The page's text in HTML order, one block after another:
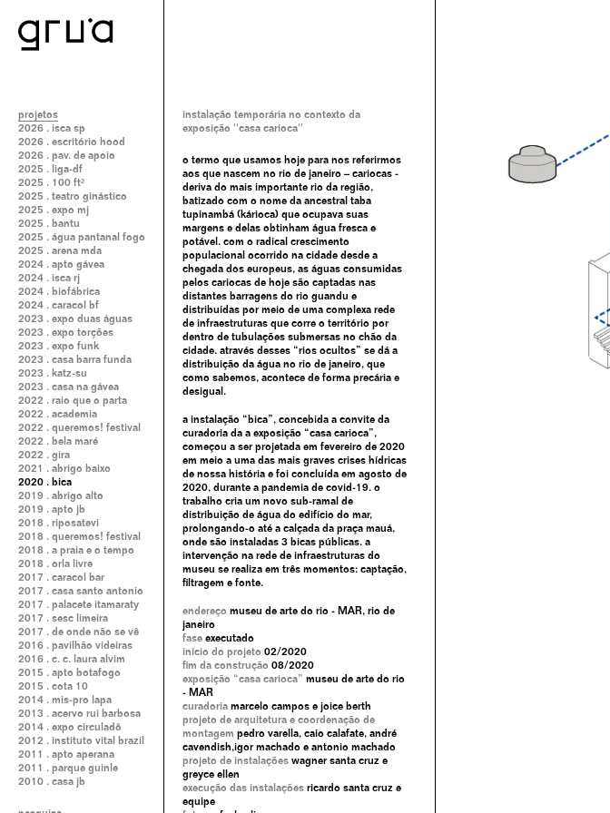
projetos
2026 . isca sp
2026 . escritório hood
2026 . pav. de apoio
2025 . liga-df
2025 . 100 ft²
2025 . teatro ginástico
2025 . expo mj
2025 . bantu
2025 . água pantanal fogo
2025 . arena mda
2024 . apto gávea
2024 . isca rj
2024 . biofábrica
2024 . caracol bf
2023 . expo duas águas
2023 . expo torções
2023 . expo funk
2023 . casa barra funda
2023 . katz-su
2023 . casa na gávea
2022 . raio que o parta
2022 . academia
2022 . queremos! festival
2022 . bela maré
2022 . gira
2021 . abrigo baixo
2020 . bica
2019 . abrigo alto
2019 . apto jb
2018 . riposatevi
2018 . queremos! festival
2018 . a praia e o tempo
2018 . orla livre
2017 . caracol bar
2017 . casa santo antonio
2017 . palacete itamaraty
2017 . sesc limeira
2017 . de onde não se vê
2016 . pavilhão videiras
2016 . c. c. laura alvim
2015 . apto botafogo
2015 . cota 10
2014 . mis-pro lapa
2013 . acervo rui barbosa
2014 . expo circuladô
2012 . instituto vital brazil
2011 . apto aperana
2011 . parque guinle
2010 . casa jb
instalação temporária no contexto da
exposição ''casa carioca''
o termo que usamos hoje para nos referirmos
aos que nascem no rio de janeiro – cariocas -
deriva do mais importante rio da região,
batizado com o nome da ancestral taba
tupinambá (kárioca) que ocupava suas
margens e delas obtinham água fresca e
potável. com o radical crescimento
populacional ocorrido na cidade desde a
chegada dos europeus, as águas consumidas
pelos cariocas de hoje são captadas nas
distantes barragens do rio guandu e
distribuídas por meio de uma complexa rede
de infraestruturas que corre o território por
dentro de tubulações submersas no chão da
cidade. através desses “rios ocultos” se dá a
distribuição da água no rio de janeiro, que
como sabemos, acontece de forma precária e
desigual.
a instalação “bica”, concebida a convite da
curadoria da a exposição “casa carioca”,
começou a ser projetada em fevereiro de 2020
em meio a uma das mais graves crises hídricas
de nossa história e foi concluída em agosto de
2020, durante a pandemia de covid-19. o
trabalho cria um novo sub-ramal de
distribuição de água do edifício do mar,
prolongando-o até a calçada da praça mauá,
onde são instaladas 3 bicas públicas. a
intervenção na rede de infraestruturas do
museu se realiza em três momentos: captação,
filtragem e fonte.
endereço museu de arte do rio - MAR, rio de
janeiro
fase executado
início do projeto 02/2020
fim da construção 08/2020
exposição “casa carioca” museu de arte do rio
- MAR
curadoria marcelo campos e joice berth
projeto de arquitetura e coordenação de
montagem pedro varella, caio calafate, andré
cavendish,igor machado e antonio machado
projeto de instalações wagner santa cruz e
greyce ellen
execução das instalações ricardo santa cruz e
equipe